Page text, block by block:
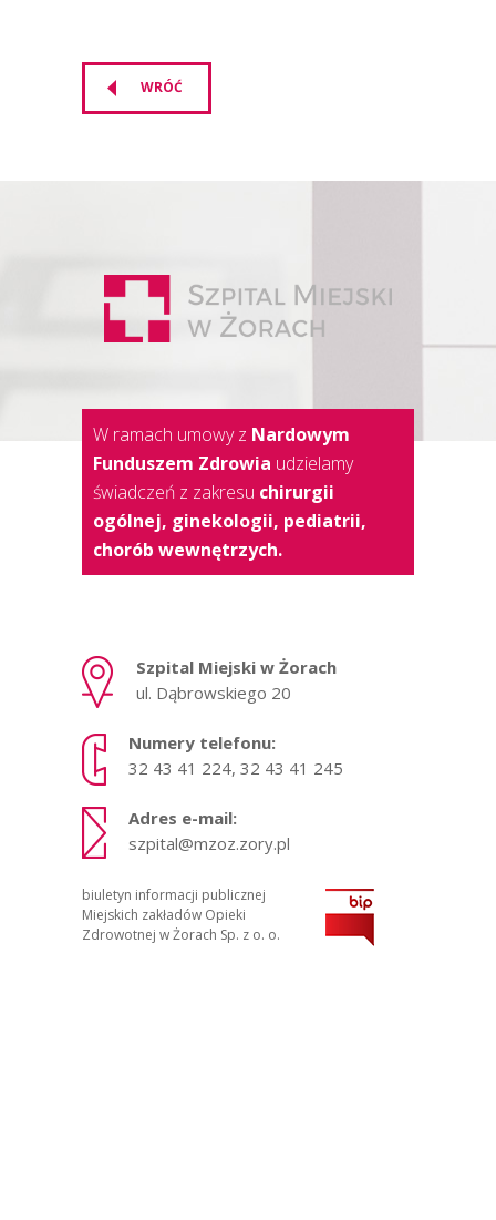
WRÓĆ
W ramach umowy z Nardowym
Funduszem Zdrowia udzielamy
świadczeń z zakresu chirurgii
ogólnej, ginekologii, pediatrii,
chorób wewnętrzych.
Szpital Miejski w Żorach
ul. Dąbrowskiego 20
Numery telefonu:
32 43 41 224, 32 43 41 245
Adres e-mail:
szpital@mzoz.zory.pl
biuletyn informacji publicznej
Miejskich zakładów Opieki
Zdrowotnej w Żorach Sp. z o. o.